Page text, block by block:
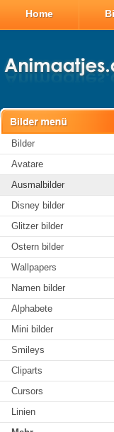
Home
Bilder
Avatare
Ausmalbilder
Disney bilder
Glitzer bilder
Ostern bilder
Wallpapers
Namen bilder
Alphabete
Mini bilder
Smileys
Cliparts
Cursors
Linien